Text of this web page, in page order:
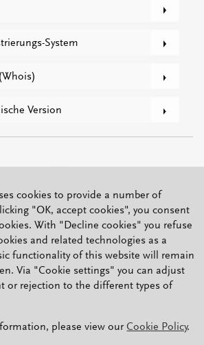
System
Version
ISO/IEC 27001
cookies to provide a number of
"OK, accept cookies", you consent
With "Decline cookies" you refuse
and related technologies as a
functionality of this website will remain
Via "Cookie settings" you can adjust
or rejection to the different types of
please view ourCookie Policy.